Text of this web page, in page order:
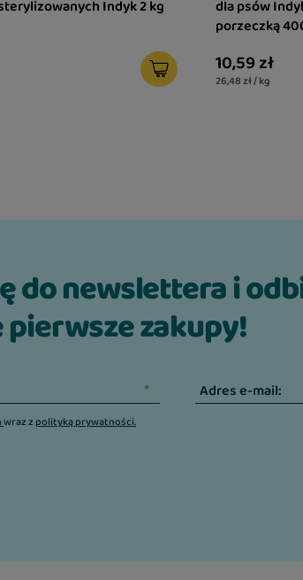
Ta niepozorna
pracę układu
samopoczucie
która stabilizuje
odżywczych.
mniszek lekarski
Indyk 2 kg
dla psów
porzeczką
10,59 zł
26,48 zł / kg
do newslettera i
pierwsze zakupy!
Adres e-mail:
wraz zpolityką prywatności.